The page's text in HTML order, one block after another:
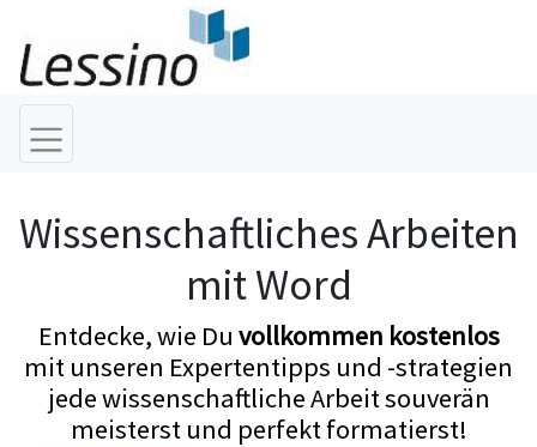
Wissenschaftliches Arbeiten
mit Word
Entdecke, wie Du vollkommen kostenlos
mit unseren Expertentipps und -strategien
jede wissenschaftliche Arbeit souverän
meisterst und perfekt formatierst!